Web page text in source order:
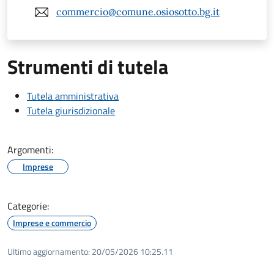
commercio@comune.osiosotto.bg.it
Strumenti di tutela
Tutela amministrativa
Tutela giurisdizionale
Argomenti:
Imprese
Categorie:
Imprese e commercio
Ultimo aggiornamento: 20/05/2026 10:25.11